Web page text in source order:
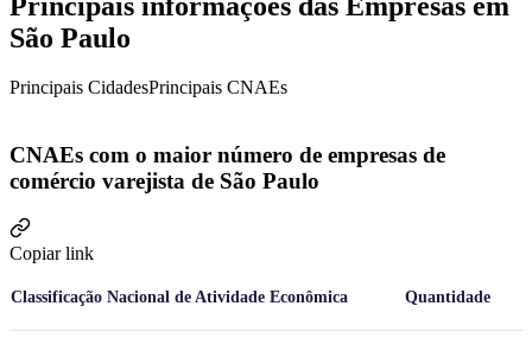
São Paulo
Principais CidadesPrincipais CNAEs
CNAEs com o maior número de empresas de
comércio varejista de São Paulo
Copiar link
Classificação Nacional de Atividade Econômica Quantidade